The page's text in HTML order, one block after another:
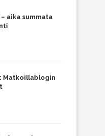
aika summata
Matkoillablogin